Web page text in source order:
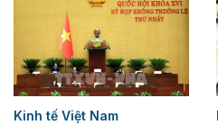
Kinh tế Việt Nam